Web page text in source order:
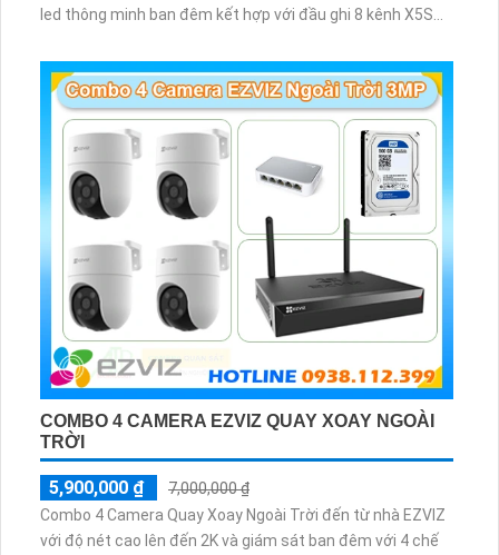
led thông minh ban đêm kết hợp với đầu ghi 8 kênh X5S
COMBO 4 CAMERA EZVIZ QUAY XOAY NGOÀI
TRỜI
5,900,000 ₫
7,000,000 ₫
Combo 4 Camera Quay Xoay Ngoài Trời đến từ nhà EZVIZ
với độ nét cao lên đến 2K và giám sát ban đêm với 4 chế